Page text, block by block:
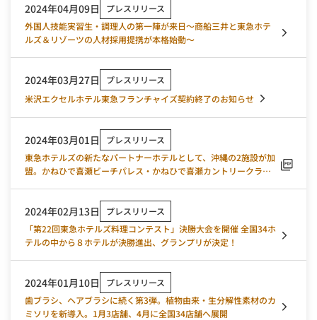
2024年04月09日
プレスリリース
外国人技能実習生・調理人の第一陣が来日～商船三井と東急ホテ
ルズ＆リゾーツの人材採用提携が本格始動～
2024年03月27日
プレスリリース
米沢エクセルホテル東急フランチャイズ契約終了のお知らせ
2024年03月01日
プレスリリース
東急ホテルズの新たなパートナーホテルとして、沖縄の2施設が加
盟。かねひで喜瀬ビーチパレス・かねひで喜瀬カントリークラブ
2024年02月13日
プレスリリース
「第22回東急ホテルズ料理コンテスト」決勝大会を開催 全国34ホ
テルの中から８ホテルが決勝進出、グランプリが決定！
2024年01月10日
プレスリリース
歯ブラシ、ヘアブラシに続く第3弾。植物由来・生分解性素材のカ
ミソリを新導入。1月3店舗、4月に全国34店舗へ展開